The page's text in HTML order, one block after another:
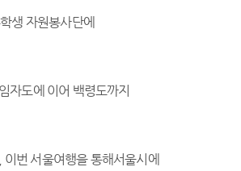
생 자원봉사단에
자도에 이어 백령도까지
번 서울여행을 통해서울시에